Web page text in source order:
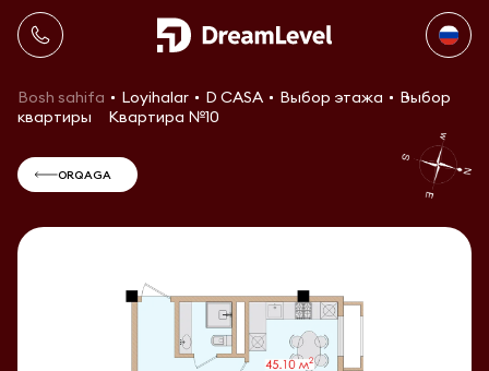
Bosh sahifa Loyihalar D CASA Выбор этажа
Выбор
квартиры
Квартира №10
ORQAGA